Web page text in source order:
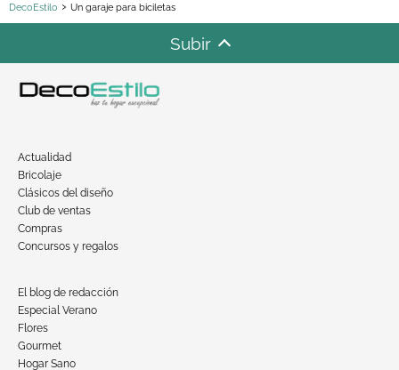
DecoEstilo Un garaje para biciletas
Subir
Actualidad
Bricolaje
Clásicos del diseño
Club de ventas
Compras
Concursos y regalos
El blog de redacción
Especial Verano
Flores
Gourmet
Hogar Sano